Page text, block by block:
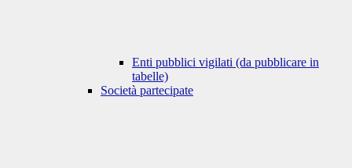
Enti pubblici vigilati (da pubblicare in
tabelle)
Società partecipate